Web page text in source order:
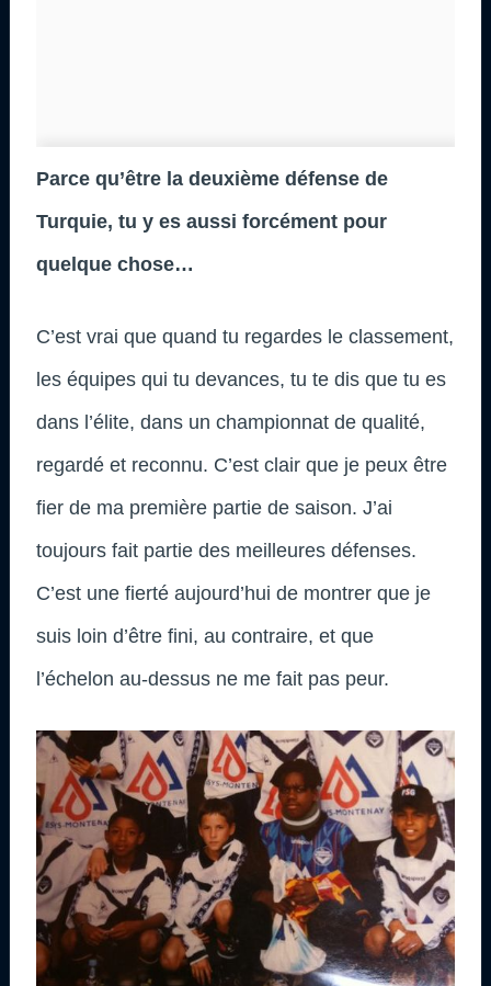
Parce qu’être la deuxième défense de
Turquie, tu y es aussi forcément pour
quelque chose…
C’est vrai que quand tu regardes le classement,
les équipes qui tu devances, tu te dis que tu es
dans l’élite, dans un championnat de qualité,
regardé et reconnu. C’est clair que je peux être
fier de ma première partie de saison. J’ai
toujours fait partie des meilleures défenses.
C’est une fierté aujourd’hui de montrer que je
suis loin d’être fini, au contraire, et que
l’échelon au-dessus ne me fait pas peur.